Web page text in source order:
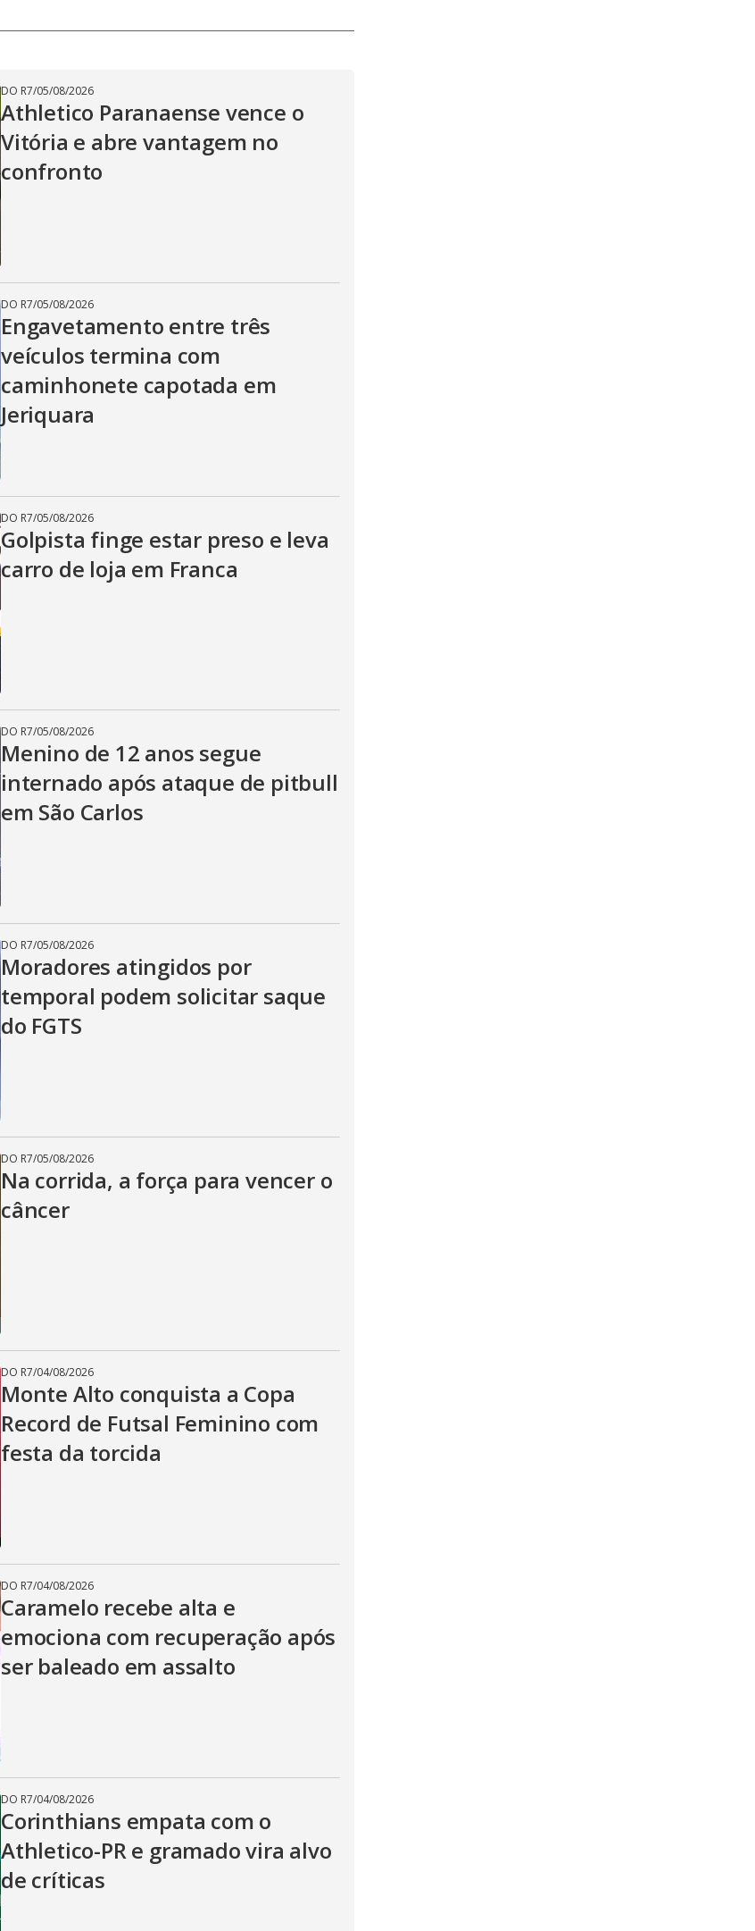
DO R7/05/08/2026
Athletico Paranaense vence o
Vitória e abre vantagem no
confronto
DO R7/05/08/2026
Engavetamento entre três
veículos termina com
caminhonete capotada em
Jeriquara
DO R7/05/08/2026
Golpista finge estar preso e leva
carro de loja em Franca
DO R7/05/08/2026
Menino de 12 anos segue
internado após ataque de pitbull
em São Carlos
DO R7/05/08/2026
Moradores atingidos por
temporal podem solicitar saque
do FGTS
DO R7/05/08/2026
Na corrida, a força para vencer o
câncer
DO R7/04/08/2026
Monte Alto conquista a Copa
Record de Futsal Feminino com
festa da torcida
DO R7/04/08/2026
Caramelo recebe alta e
emociona com recuperação após
ser baleado em assalto
DO R7/04/08/2026
Corinthians empata com o
Athletico-PR e gramado vira alvo
de críticas